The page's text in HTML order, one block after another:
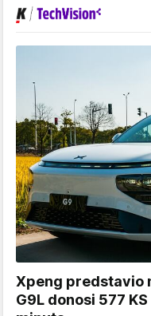
Xpeng predstavio
G9L donosi 577